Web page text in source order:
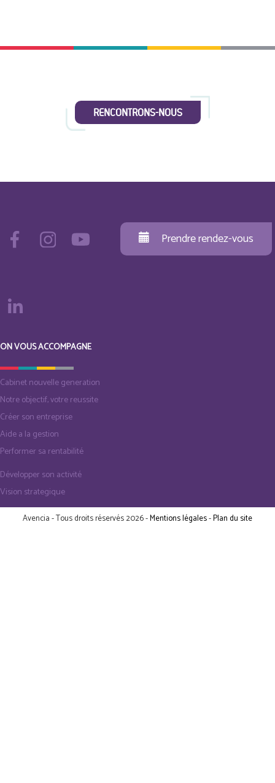
RENCONTRONS-NOUS
Prendre rendez-vous
ON VOUS ACCOMPAGNE
Cabinet nouvelle generation
Notre objectif, votre reussite
Créer son entreprise
Aide a la gestion
Performer sa rentabilité
Développer son activité
Vision strategique
Avencia - Tous droits réservés 2026 -Mentions légales-Plan du site